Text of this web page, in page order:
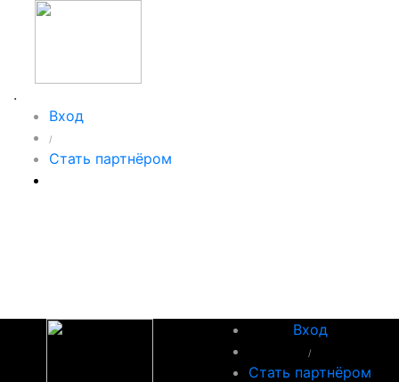
.
Вход
/
Стать партнёром
Вход
/
Стать партнёром